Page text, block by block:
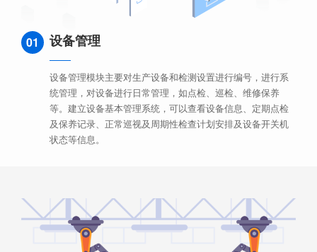
01 设备管理
设备管理模块主要对生产设备和检测设置进行编号，进行系
统管理，对设备进行日常管理，如点检、巡检、维修保养
等。建立设备基本管理系统，可以查看设备信息、定期点检
及保养记录、正常巡视及周期性检查计划安排及设备开关机
状态等信息。